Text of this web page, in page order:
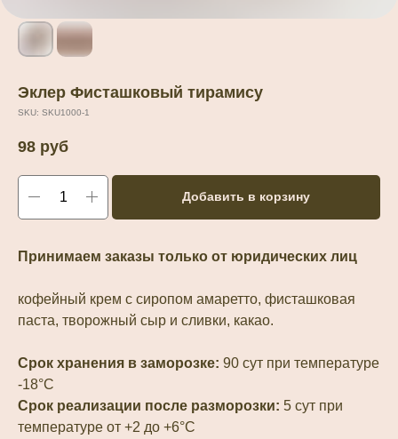
Эклер Фисташковый тирамису
SKU: SKU1000-1
98 руб
Добавить в корзину
Принимаем заказы только от юридических лиц
кофейный крем с сиропом амаретто, фисташковая
паста, творожный сыр и сливки, какао.
Срок хранения в заморозке: 90 сут при температуре
-18°С
Срок реализации после разморозки: 5 сут при
температуре от +2 до +6°С